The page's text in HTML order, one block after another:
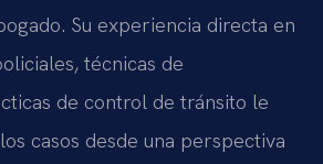
Su experiencia directa en
técnicas de
de control de tránsito le
casos desde una perspectiva